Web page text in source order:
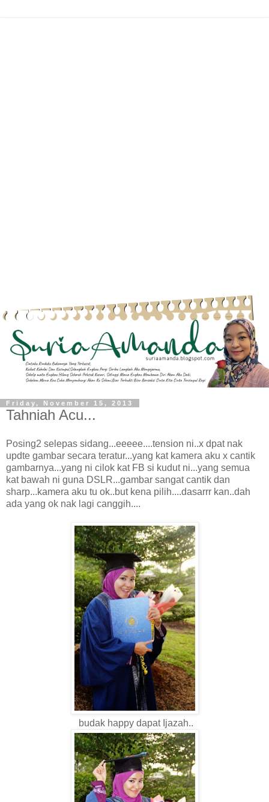
Friday, November 15, 2013
Tahniah Acu...
Posing2 selepas sidang...eeeee....tension ni..x dpat nak
updte gambar secara teratur...yang kat kamera aku x cantik
gambarnya...yang ni cilok kat FB si kudut ni...yang semua
kat bawah ni guna DSLR...gambar sangat cantik dan
sharp...kamera aku tu ok..but kena pilih....dasarrr kan..dah
ada yang ok nak lagi canggih....
budak happy dapat Ijazah..